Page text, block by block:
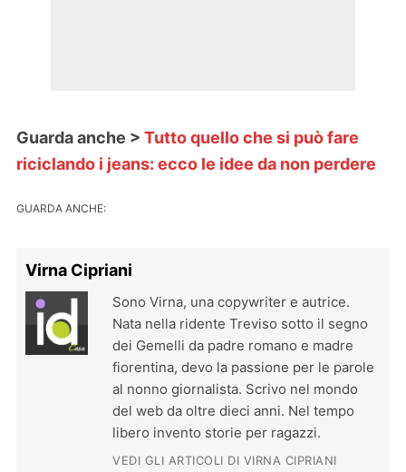
Guarda anche > Tutto quello che si può fare
riciclando i jeans: ecco le idee da non perdere
GUARDA ANCHE:
Virna Cipriani
Sono Virna, una copywriter e autrice.
Nata nella ridente Treviso sotto il segno
dei Gemelli da padre romano e madre
fiorentina, devo la passione per le parole
al nonno giornalista. Scrivo nel mondo
del web da oltre dieci anni. Nel tempo
libero invento storie per ragazzi.
VEDI GLI ARTICOLI DI VIRNA CIPRIANI